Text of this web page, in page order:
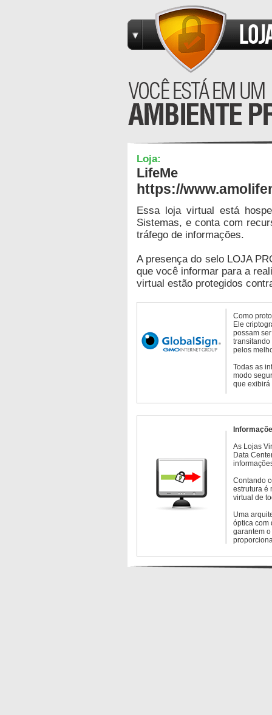
Loja:
LifeMe
https://
Essa loja virtual está
Sistemas, e conta com
tráfego de informações.
A presença do selo LOJA
que você informar para a
virtual estão protegidos
Como
Ele
possam
transitando
pelos
Todas as
modo
que exibirá
As Lojas
Data
Contando
estrutura é
virtual de
Uma
óptica com
garantem